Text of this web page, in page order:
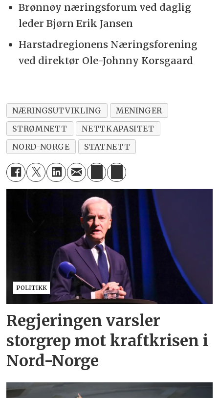
Brønnøy næringsforum ved daglig
leder Bjørn Erik Jansen
Harstadregionens Næringsforening
ved direktør Ole-Johnny Korsgaard
NÆRINGSUTVIKLING
MENINGER
STRØMNETT
NETTKAPASITET
NORD-NORGE
STATNETT
POLITIKK
Regjeringen varsler
storgrep mot kraftkrisen i
Nord-Norge